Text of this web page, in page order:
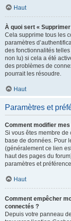
Haut
À quoi sert «
Cela supprime tous les
paramètres
des fonctionnalités
non lu) si cela a été
des problèmes de
pourrait les résoudre.
Haut
Paramètres et
Comment modifier
Si vous êtes membre de
base de données. Pour
(généralement ce lien
haut des pages du
paramètres et
Haut
Comment empêcher
connectés ?
Depuis votre panneau